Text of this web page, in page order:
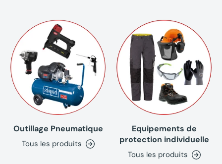
Outillage Pneumatique
Tous les produits
Equipements de
protection individuelle
Tous les produits